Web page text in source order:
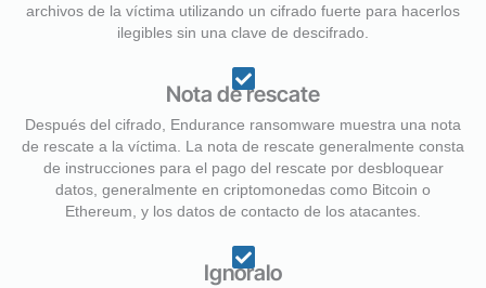
archivos de la víctima utilizando un cifrado fuerte para hacerlos
ilegibles sin una clave de descifrado.
Nota de rescate
Después del cifrado, Endurance ransomware muestra una nota
de rescate a la víctima. La nota de rescate generalmente consta
de instrucciones para el pago del rescate por desbloquear
datos, generalmente en criptomonedas como Bitcoin o
Ethereum, y los datos de contacto de los atacantes.
Ignóralo